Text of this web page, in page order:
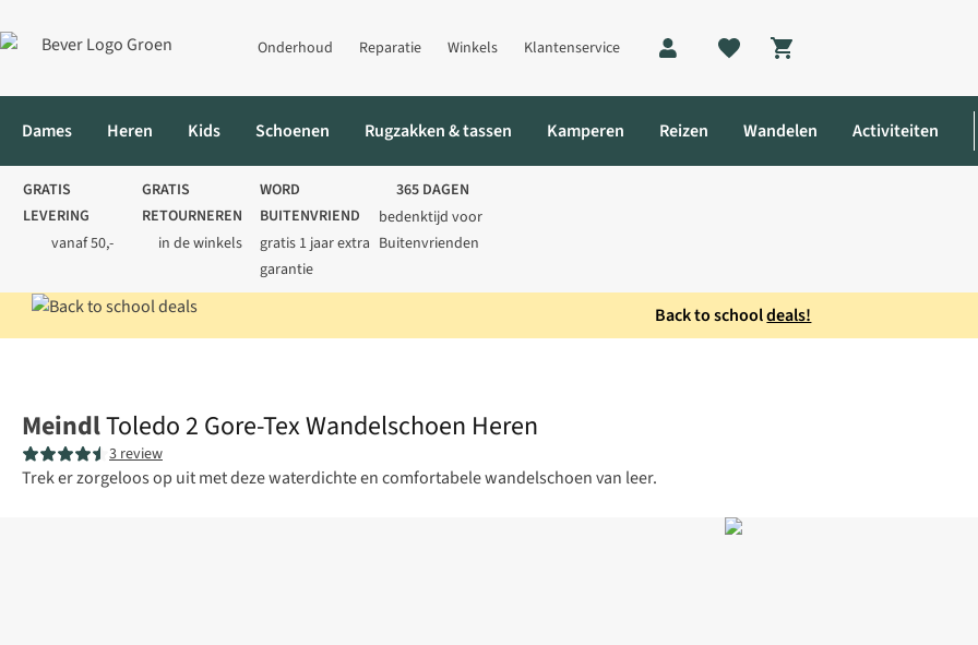
Onderhoud Reparatie Winkels Klantenservice
Shopping cart
Dames Heren Kids Schoenen Rugzakken & tassen Kamperen Reizen Wandelen Activiteiten
GRATIS
LEVERING
vanaf 50,-
GRATIS
RETOURNEREN
in de winkels
WORD
BUITENVRIEND
gratis 1 jaar extra
garantie
365 DAGEN
bedenktijd voor
Buitenvrienden
Back to schooldeals!
MeindlToledo 2 Gore-Tex Wandelschoen Heren
3 review
Trek er zorgeloos op uit met deze waterdichte en comfortabele wandelschoen van leer.